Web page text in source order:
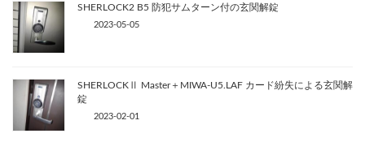
SHERLOCK2 B5 防犯サムターン付の玄関解錠
2023-05-05
SHERLOCKⅡ Master＋MIWA-U5.LAF カード紛失による玄関解
錠
2023-02-01